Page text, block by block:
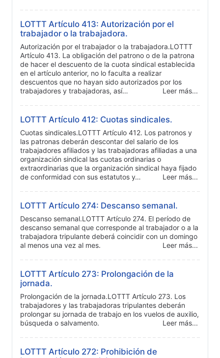
LOTTT Artículo 413: Autorización por el
trabajador o la trabajadora.
Autorización por el trabajador o la trabajadora.LOTTT
Artículo 413. La obligación del patrono o de la patrona
de hacer el descuento de la cuota sindical establecida
en el artículo anterior, no lo faculta a realizar
descuentos que no hayan sido autorizados por los
trabajadores y trabajadoras, así…
Leer más...
LOTTT Artículo 412: Cuotas sindicales.
Cuotas sindicales.LOTTT Artículo 412. Los patronos y
las patronas deberán descontar del salario de los
trabajadores afiliados y las trabajadoras afiliadas a una
organización sindical las cuotas ordinarias o
extraordinarias que la organización sindical haya fijado
de conformidad con sus estatutos y…
Leer más...
LOTTT Artículo 274: Descanso semanal.
Descanso semanal.LOTTT Artículo 274. El período de
descanso semanal que corresponde al trabajador o a la
trabajadora tripulante deberá coincidir con un domingo
al menos una vez al mes.
Leer más...
LOTTT Artículo 273: Prolongación de la
jornada.
Prolongación de la jornada.LOTTT Artículo 273. Los
trabajadores y las trabajadoras tripulantes deberán
prolongar su jornada de trabajo en los vuelos de auxilio,
búsqueda o salvamento.
Leer más...
LOTTT Artículo 272: Prohibición de